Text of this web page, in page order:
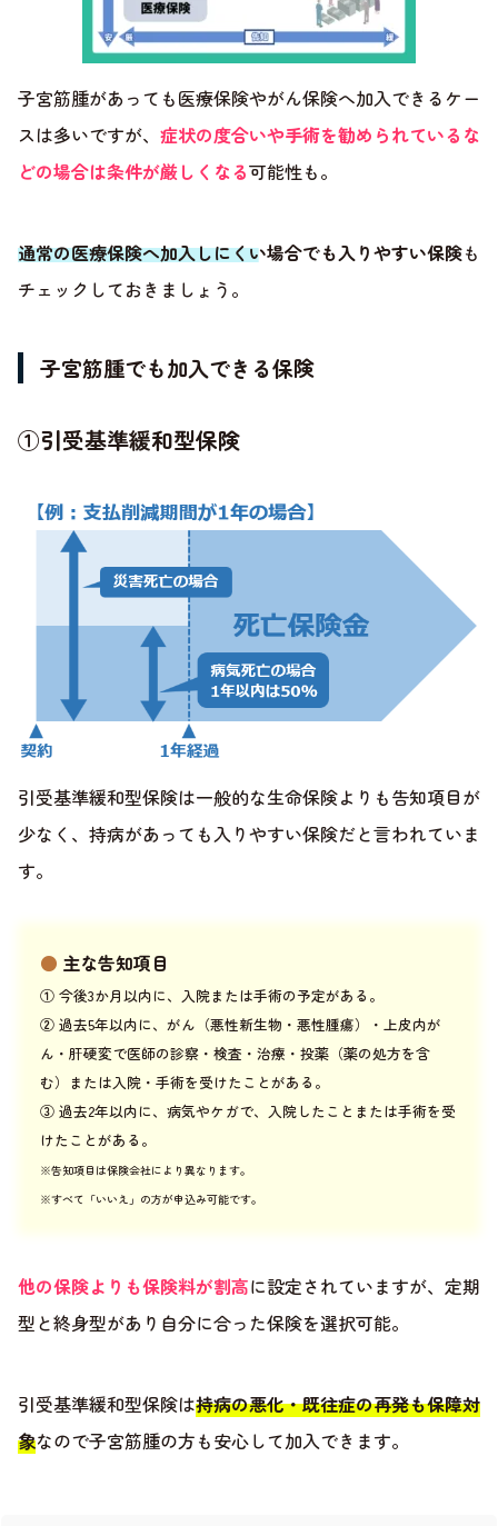
子宮筋腫があっても医療保険やがん保険へ加入できるケー
スは多いですが、 症状の度合いや手術を勧められているな
どの場合は条件が厳しくなる可能性も。
通常の医療保険へ加入しにくい場合でも入りやすい保険も
チェックしておきましょう。
子宮筋腫でも加入できる保険
①引受基準緩和型保険
引受基準緩和型保険は一般的な生命保険よりも告知項目が
少なく、持病があっても入りやすい保険だと言われていま
す。
● 主な告知項目
① 今後3か月以内に、入院または手術の予定がある。
② 過去5年以内に、がん（悪性新生物・悪性腫瘍）・上皮内が
ん・肝硬変で医師の診察・検査・治療・投薬（薬の処方を含
む）または入院・手術を受けたことがある。
③ 過去2年以内に、病気やケガで、入院したことまたは手術を受
けたことがある。
※告知項目は保険会社により異なります。
※すべて「いいえ」の方が申込み可能です。
他の保険よりも保険料が割高に設定されていますが、定期
型と終身型があり自分に合った保険を選択可能。
引受基準緩和型保険は持病の悪化・既往症の再発も保障対
象なので子宮筋腫の方も安心して加入できます。